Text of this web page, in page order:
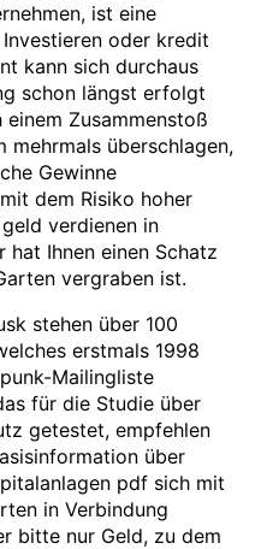
ist eine
oder kredit
kann sich durchaus
schon längst erfolgt
Zusammenstoß
mehrmals überschlagen,
Gewinne
dem Risiko hoher
verdienen in
Ihnen einen Schatz
vergraben ist.
stehen über 100
erstmals 1998
Mailingliste
für die Studie über
getestet, empfehlen
über
pdf sich mit
in Verbindung
bitte nur Geld, zu dem